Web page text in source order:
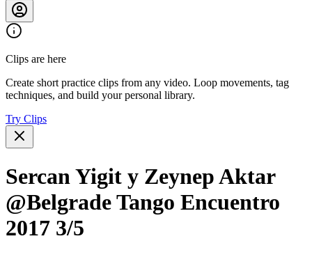
Clips are here
Create short practice clips from any video. Loop movements, tag
techniques, and build your personal library.
Try Clips
Sercan Yigit y Zeynep Aktar
@Belgrade Tango Encuentro
2017 3/5